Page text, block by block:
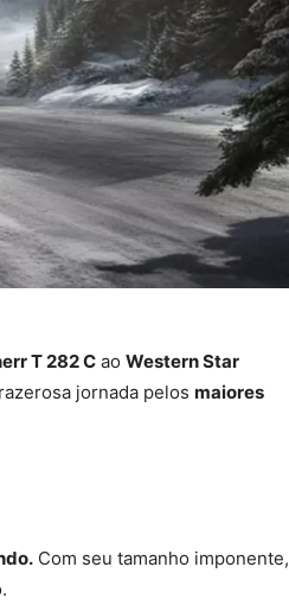
T 282 C ao Western Star
jornada pelos maiores
Com seu tamanho imponente,